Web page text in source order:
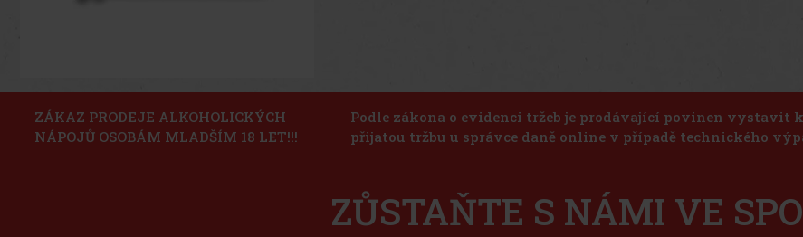
ZÁKAZ PRODEJE ALKOHOLICKÝCH
NÁPOJŮ OSOBÁM MLADŠÍM 18 LET!!!
Podle zákona o evidenci tržeb je prodávající povinen vystavit
přijatou tržbu u správce daně online v případě technického
ZŮSTAŇTE S NÁMI VE